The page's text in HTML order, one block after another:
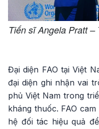
Tiến sĩ Angela Pratt
Đại diện FAO tại Việt
đại diện ghi nhận vai
phủ Việt Nam trong
kháng thuốc. FAO
hệ đối tác hiệu quả